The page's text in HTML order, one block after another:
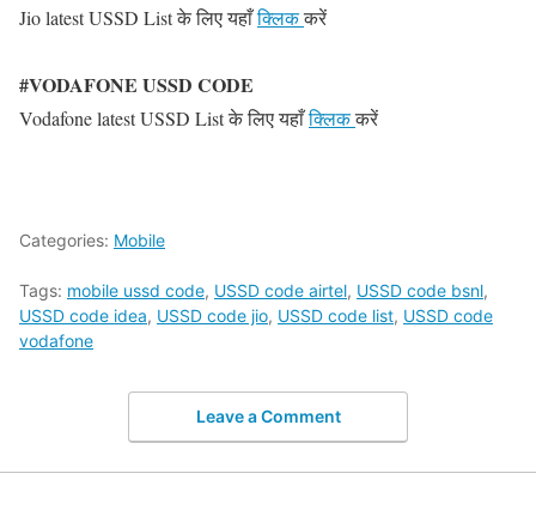
Jio latest USSD List के लिए यहाँक्लिककरें
#VODAFONE USSD CODE
Vodafone latest USSD List के लिए यहाँक्लिककरें
Categories: Mobile
Tags: mobile ussd code, USSD code airtel, USSD code bsnl,
USSD code idea, USSD code jio, USSD code list, USSD code
vodafone
Leave a Comment